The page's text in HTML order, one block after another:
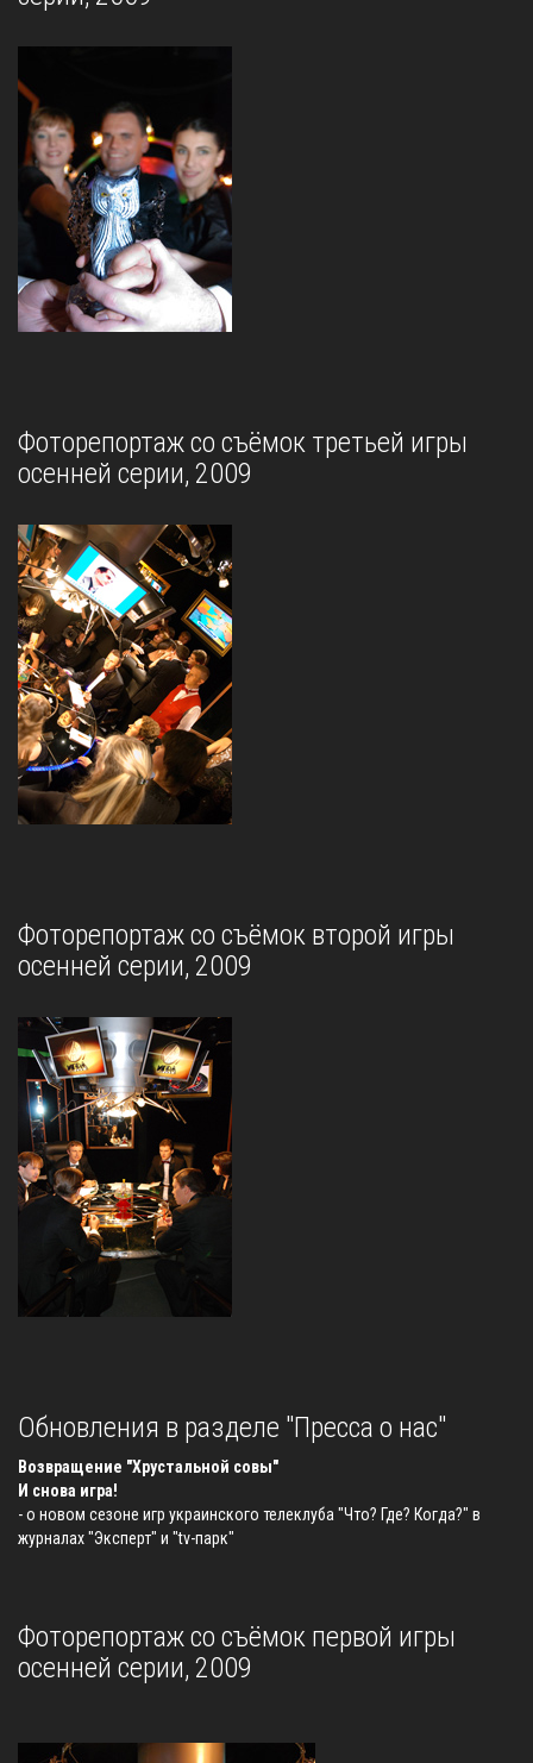
Фоторепортаж со съёмок третьей игры
осенней серии, 2009
Фоторепортаж со съёмок второй игры
осенней серии, 2009
Обновления в разделе "Пресса о нас"
Возвращение "Хрустальной совы"
И снова игра!
- о новом сезоне игр украинского телеклуба "Что? Где? Когда?" в
журналах "Эксперт" и "tv-парк"
Фоторепортаж со съёмок первой игры
осенней серии, 2009